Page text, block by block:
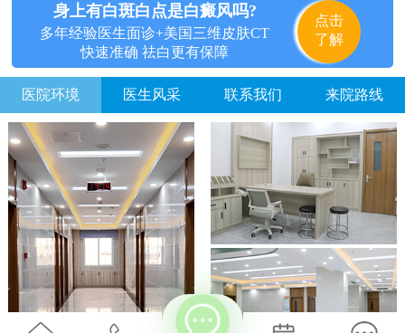
身上有白斑白点是白癜风吗?
多年经验医生面诊+美国三维皮肤CT
快速准确 祛白更有保障
点击
了解
医院环境 医生风采 联系我们 来院路线
方便说下您的白癜风症状？